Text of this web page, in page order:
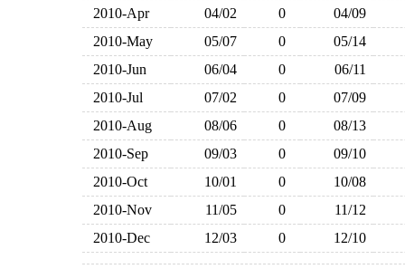
2010-Apr
04/02 0
04/09
2010-May
05/07 0
05/14
2010-Jun
06/04 0
06/11
2010-Jul
07/02 0
07/09
2010-Aug
08/06 0
08/13
2010-Sep
09/03 0
09/10
2010-Oct
10/01 0
10/08
2010-Nov
11/05 0
11/12
2010-Dec
12/03 0 12/10